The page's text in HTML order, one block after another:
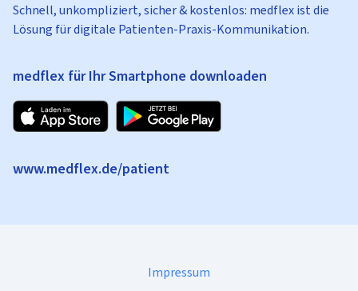
Schnell, unkompliziert, sicher & kostenlos: medflex ist die
Lösung für digitale Patienten-Praxis-Kommunikation.
medflex für Ihr Smartphone downloaden
www.medflex.de/patient
Impressum